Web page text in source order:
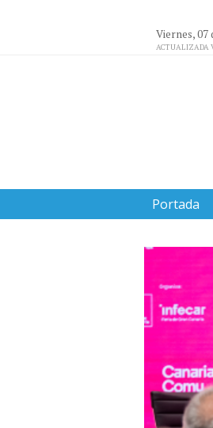
Viernes, 07
ACTUALIZADA
Portada